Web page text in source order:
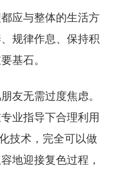
都应与整体的生活方
规律作息、保持积
基石。
无需过度焦虑。
业指导下合理利用
技术，完全可以做
地迎接复色过程，